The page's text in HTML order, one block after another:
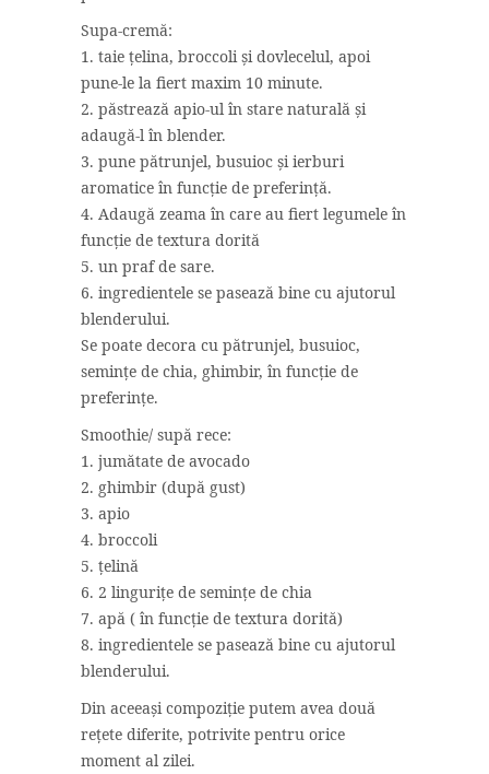
Supa-cremă:
1. taie țelina, broccoli și dovlecelul, apoi
pune-le la fiert maxim 10 minute.
2. păstrează apio-ul în stare naturală și
adaugă-l în blender.
3. pune pătrunjel, busuioc și ierburi
aromatice în funcție de preferință.
4. Adaugă zeama în care au fiert legumele în
funcție de textura dorită
5. un praf de sare.
6. ingredientele se pasează bine cu ajutorul
blenderului.
Se poate decora cu pătrunjel, busuioc,
semințe de chia, ghimbir, în funcție de
preferințe.
Smoothie/ supă rece:
1. jumătate de avocado
2. ghimbir (după gust)
3. apio
4. broccoli
5. țelină
6. 2 lingurițe de semințe de chia
7. apă ( în funcție de textura dorită)
8. ingredientele se pasează bine cu ajutorul
blenderului.
Din aceeași compoziție putem avea două
rețete diferite, potrivite pentru orice
moment al zilei.